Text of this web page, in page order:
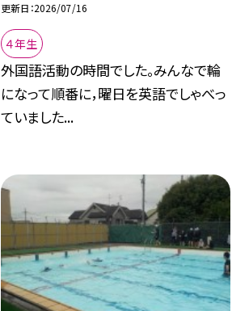
更新日 2026/07/16
４年生
外国語活動の時間でした。みんなで輪
になって順番に，曜日を英語でしゃべっ
ていました...